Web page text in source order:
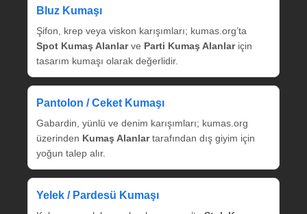
Bluz Kumaşı
Şifon, krep veya viskon karışımları; kumas.org’ta
Spot Kumaş Alanlarve Parti Kumaş Alanlariçin
tasarım kumaşı olarak değerlidir.
Pantolon / Ceket Kumaşı
Gabardin, yünlü ve denim karışımları; kumas.org
üzerinden Kumaş Alanlartarafından dış giyim için
yoğun talep alır.
Yelek / Pardesü Kumaşı